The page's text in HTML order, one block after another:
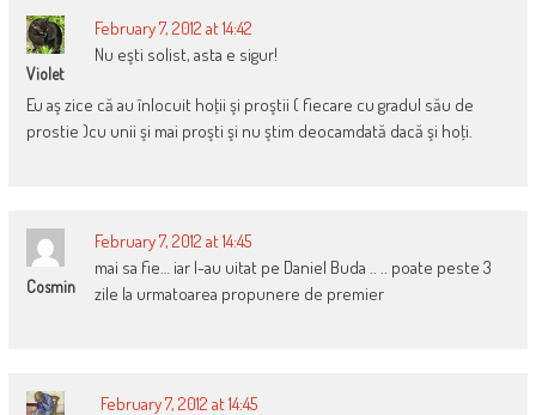
Violet
February 7, 2012 at 14:42
Nu eşti solist, asta e sigur!
Eu aş zice că au înlocuit hoţii şi proştii ( fiecare cu gradul său de
prostie )cu unii şi mai proşti şi nu ştim deocamdată dacă şi hoţi.
Cosmin
February 7, 2012 at 14:45
mai sa fie… iar l-au uitat pe Daniel Buda .. .. poate peste 3
zile la urmatoarea propunere de premier
February 7, 2012 at 14:45